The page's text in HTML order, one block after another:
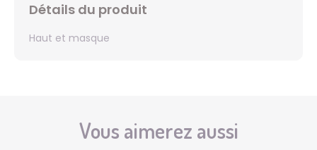
Détails du produit
Haut et masque
Vous aimerez aussi